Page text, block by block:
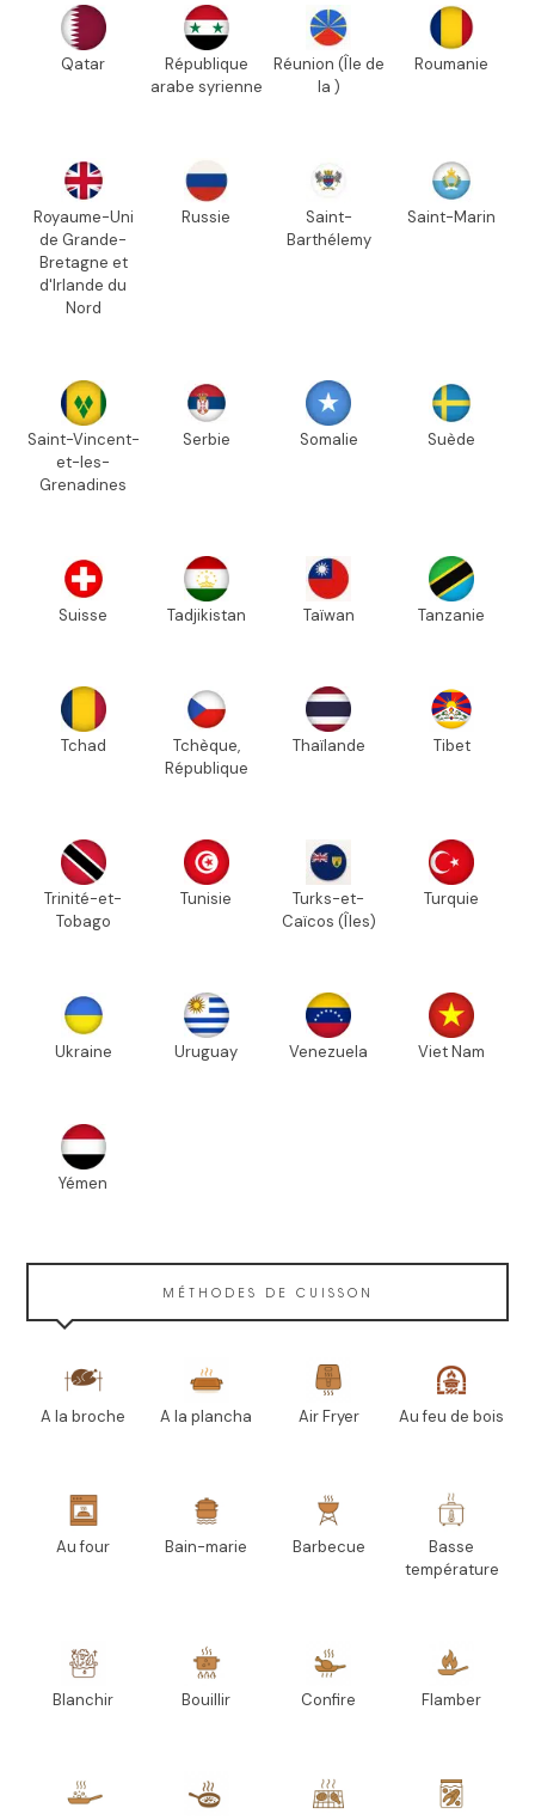
Qatar
République
arabe syrienne
Réunion (Île de
la )
Roumanie
Royaume-Uni
de Grande-
Bretagne et
d'Irlande du
Nord
Russie
Saint-
Barthélemy
Saint-Marin
Saint-Vincent-
et-les-
Grenadines
Serbie Somalie Suède
Suisse Tadjikistan Taïwan Tanzanie
Tchad
Tchèque,
République
Thaïlande Tibet
Trinité-et-
Tobago
Tunisie
Turks-et-
Caïcos (Îles)
Turquie
Ukraine Uruguay Venezuela Viet Nam
Yémen
MÉTHODES DE CUISSON
A la broche A la plancha Air Fryer Au feu de bois
Au four Bain-marie Barbecue
Basse
température
Blanchir Bouillir Confire Flamber